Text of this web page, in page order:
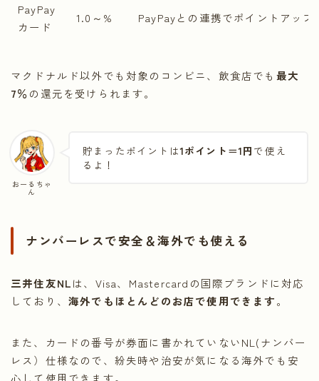
PayPay
カード
1.0～% PayPayとの連携でポイントアップ
マクドナルド以外でも対象のコンビニ、飲食店でも 最大
7％ の還元を受けられます。
おーるちゃ
ん
貯まったポイントは1ポイント＝1円 で使え
るよ！
ナンバーレスで安全＆海外でも使える
三井住友NLは、Visa、Mastercardの国際ブランドに対応
しており、 海外でもほとんどのお店で使用できます。
また、カードの番号が券面に書かれていないNL(ナンバー
レス）仕様なので、紛失時や治安が気になる海外でも安